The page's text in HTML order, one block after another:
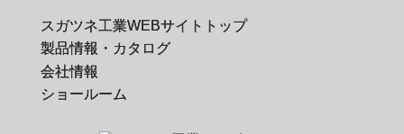
スガツネ工業WEBサイトトップ
製品情報・カタログ
会社情報
ショールーム